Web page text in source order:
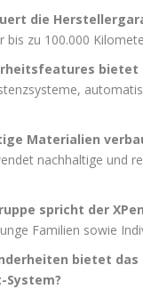
die
bis zu 100.000
bietet
Materialien
nachhaltige und
spricht der
Familien sowie
bietet das